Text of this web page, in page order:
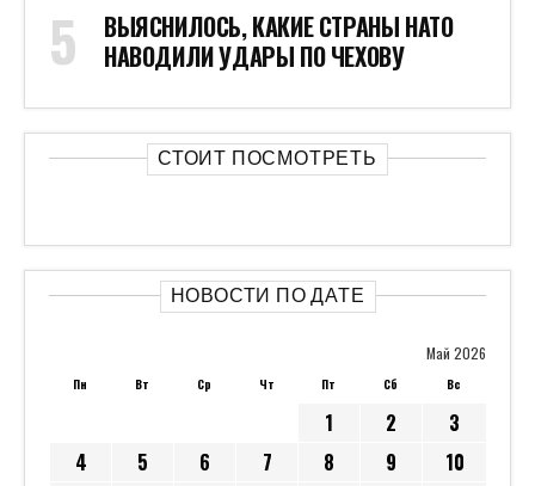
ВЫЯСНИЛОСЬ, КАКИЕ СТРАНЫ НАТО
НАВОДИЛИ УДАРЫ ПО ЧЕХОВУ
СТОИТ ПОСМОТРЕТЬ
НОВОСТИ ПО ДАТЕ
Май 2026
Пн Вт Ср Чт Пт Сб Вс
1 2
3
4
5 6 7 8 9
10